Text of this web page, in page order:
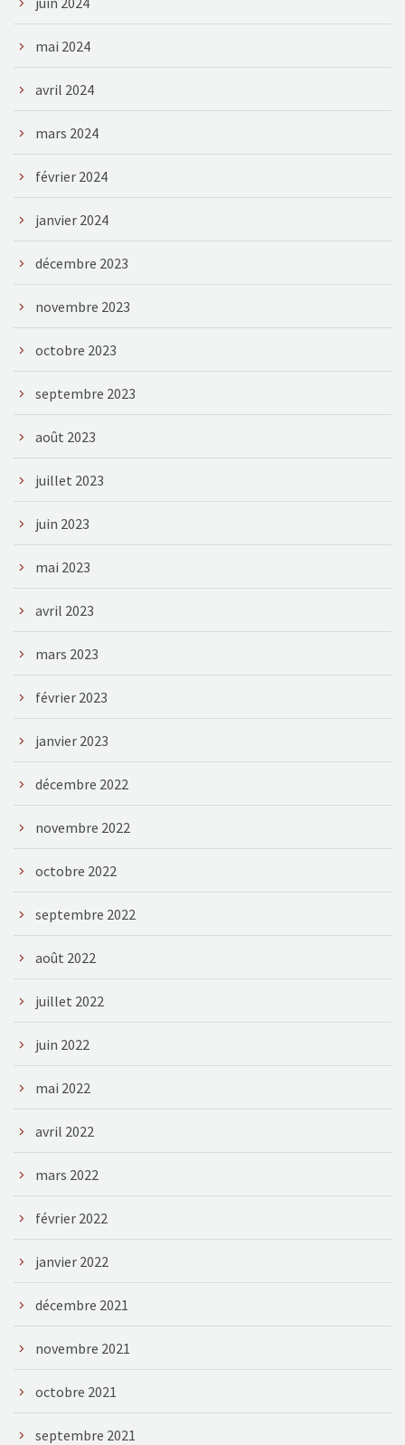
mai 2024
avril 2024
mars 2024
février 2024
janvier 2024
décembre 2023
novembre 2023
octobre 2023
septembre 2023
août 2023
juillet 2023
juin 2023
mai 2023
avril 2023
mars 2023
février 2023
janvier 2023
décembre 2022
novembre 2022
octobre 2022
septembre 2022
août 2022
juillet 2022
juin 2022
mai 2022
avril 2022
mars 2022
février 2022
janvier 2022
décembre 2021
novembre 2021
octobre 2021
septembre 2021